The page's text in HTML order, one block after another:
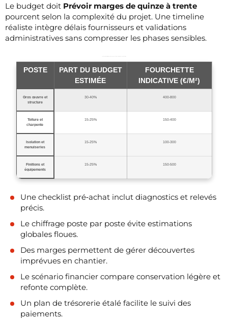
Le budget doit Prévoir marges de quinze à trente
pourcent selon la complexité du projet. Une timeline
réaliste intègre délais fournisseurs et validations
administratives sans compresser les phases sensibles.
POSTE
PART DU BUDGET
ESTIMÉE
FOURCHETTE
INDICATIVE (€/M²)
Gros œuvre et
structure
30‑40% 400‑800
Toiture et
charpente
15‑25% 150‑400
Isolation et
menuiseries
15‑25% 100‑300
Finitions et
équipements
15‑25% 150‑500
Une checklist pré‑achat inclut diagnostics et relevés
précis.
Le chiffrage poste par poste évite estimations
globales floues.
Des marges permettent de gérer découvertes
imprévues en chantier.
Le scénario financier compare conservation légère et
refonte complète.
Un plan de trésorerie étalé facilite le suivi des
paiements.